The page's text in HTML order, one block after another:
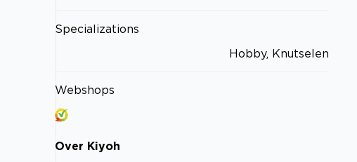
Specializations
Hobby, Knutselen
Webshops
Over Kiyoh